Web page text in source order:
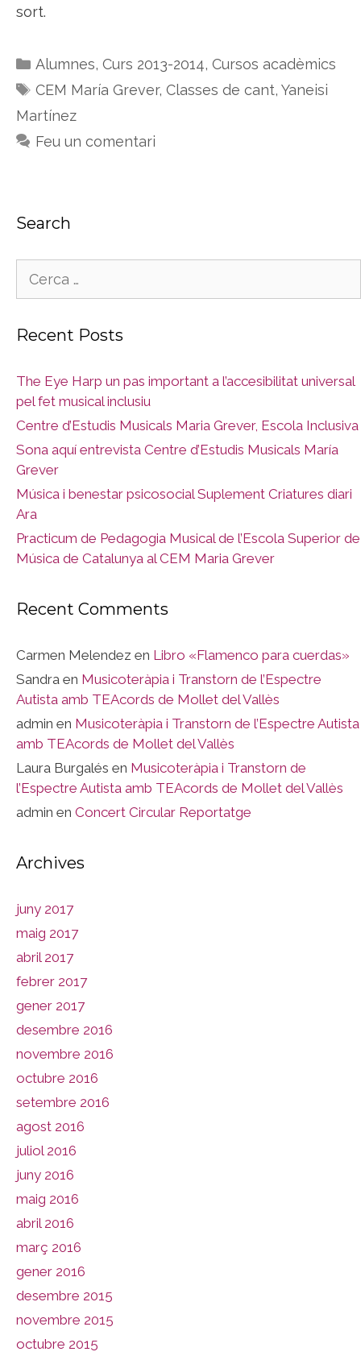
sort.
Categories
Alumnes, Curs 2013-2014, Cursos acadèmics
Etiquetes
CEM María Grever, Classes de cant, Yaneisi
Martínez
Feu un comentari
Search
Recent Posts
The Eye Harp un pas important a l’accesibilitat universal
pel fet musical inclusiu
Centre d’Estudis Musicals Maria Grever, Escola Inclusiva
Sona aquí entrevista Centre d’Estudis Musicals María
Grever
Música i benestar psicosocial Suplement Criatures diari
Ara
Practicum de Pedagogia Musical de l’Escola Superior de
Música de Catalunya al CEM Maria Grever
Recent Comments
Carmen Melendez en Libro «Flamenco para cuerdas»
Sandra en Musicoteràpia i Transtorn de l’Espectre
Autista amb TEAcords de Mollet del Vallès
admin en Musicoteràpia i Transtorn de l’Espectre Autista
amb TEAcords de Mollet del Vallès
Laura Burgalés en Musicoteràpia i Transtorn de
l’Espectre Autista amb TEAcords de Mollet del Vallès
admin en Concert Circular Reportatge
Archives
juny 2017
maig 2017
abril 2017
febrer 2017
gener 2017
desembre 2016
novembre 2016
octubre 2016
setembre 2016
agost 2016
juliol 2016
juny 2016
maig 2016
abril 2016
març 2016
gener 2016
desembre 2015
novembre 2015
octubre 2015